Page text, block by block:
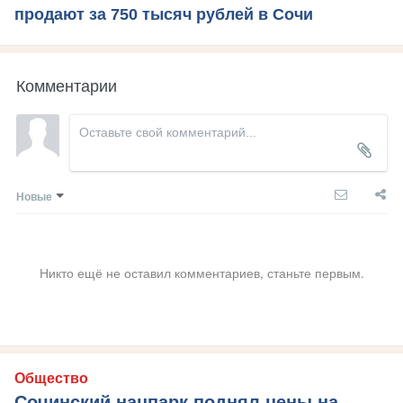
продают за 750 тысяч рублей в Сочи
Комментарии
Новые
Никто ещё не оставил комментариев, станьте первым.
Общество